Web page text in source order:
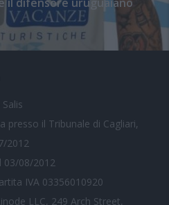
presso il Tribunale di Cagliari,
2012
03/08/2012
IVA 03356010920
LLC, 249 Arch Street,